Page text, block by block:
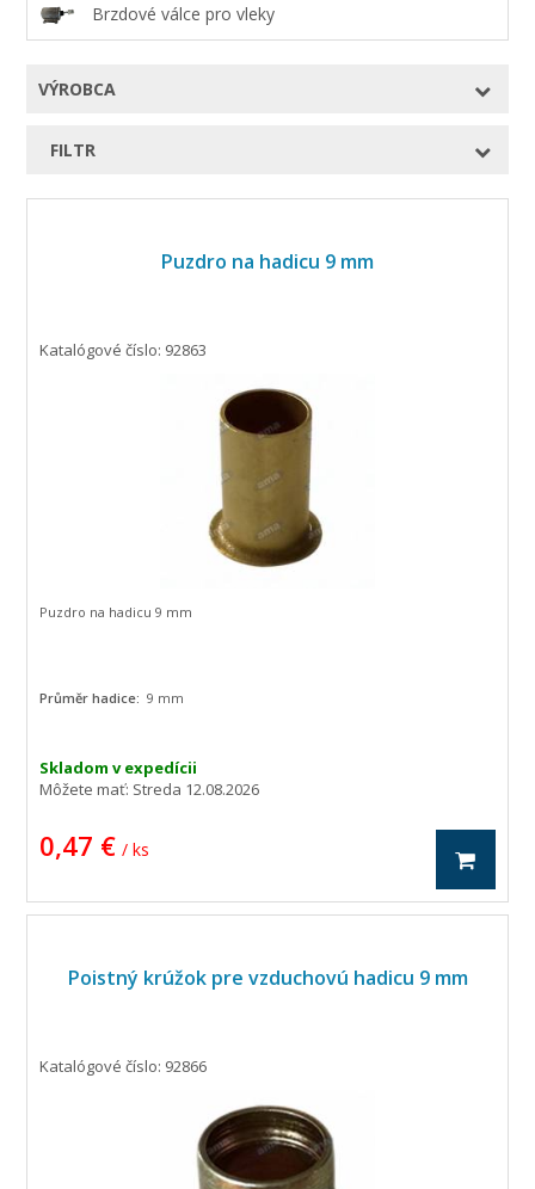
Brzdové válce pro vleky
VÝROBCA
FILTR
Puzdro na hadicu 9 mm
Katalógové číslo: 92863
Skladom v expedícii
Môžete mať: Streda 12.08.2026
0,47 € / ks
Puzdro na hadicu 9 mm
Průměr hadice:9 mm
Poistný krúžok pre vzduchovú hadicu 9 mm
Katalógové číslo: 92866